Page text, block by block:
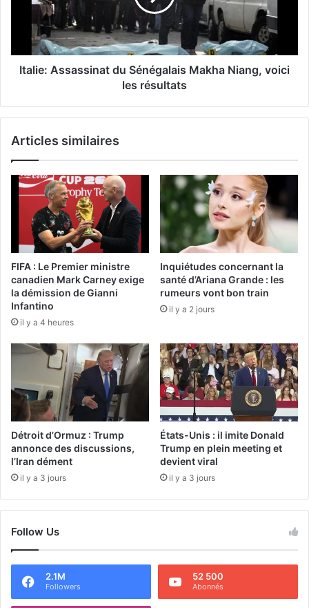
Italie: Assassinat du Sénégalais Makha Niang, voici
les résultats
Articles similaires
FIFA : Le Premier ministre
canadien Mark Carney exige
la démission de Gianni
Infantino
il y a 4 heures
Inquiétudes concernant la
santé d’Ariana Grande : les
rumeurs vont bon train
il y a 2 jours
Détroit d’Ormuz : Trump
annonce des discussions,
l’Iran dément
il y a 3 jours
États-Unis : il imite Donald
Trump en plein meeting et
devient viral
il y a 3 jours
Follow Us
2.1M
Followers
52 500
Abonnés